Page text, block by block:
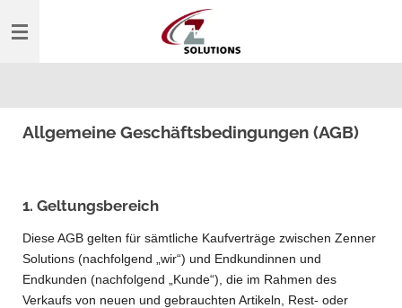
Hauptinhalt
Allgemeine Geschäftsbedingungen (AGB)
1. Geltungsbereich
Diese AGB gelten für sämtliche Kaufverträge zwischen Zenner
Solutions (nachfolgend „wir“) und Endkundinnen und
Endkunden (nachfolgend „Kunde“), die im Rahmen des
Verkaufs von neuen und gebrauchten Artikeln, Rest- oder